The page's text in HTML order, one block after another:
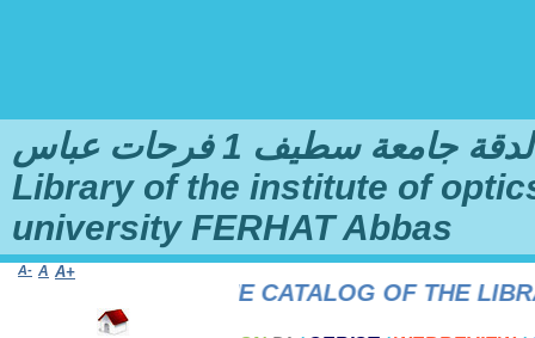
سطيف 1 فرحات عباس
Library of the institute of
university FERHAT Abbas
TO THE ONLINE CATALOG OF THE
A- A A+